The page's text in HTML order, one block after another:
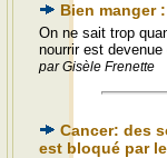
Bien manger
On ne sait trop
nourrir est devenue
par Gisèle Frenette
Cancer: des
est bloqué par